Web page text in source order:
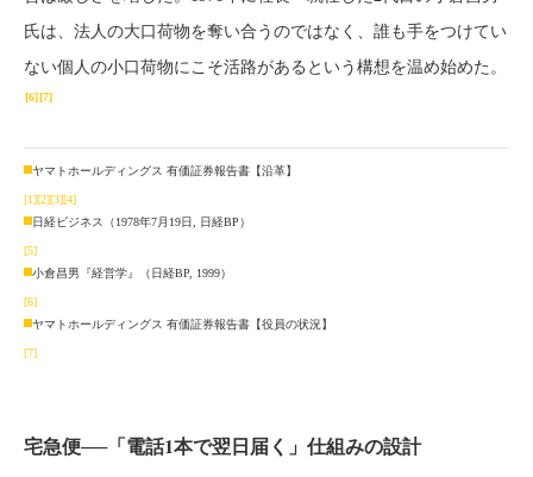
氏は、法人の大口荷物を奪い合うのではなく、誰も手をつけてい
ない個人の小口荷物にこそ活路があるという構想を温め始めた。
[6][7]
ヤマトホールディングス 有価証券報告書【沿革】
[1][2][3][4]
日経ビジネス（1978年7月19日, 日経BP）
[5]
小倉昌男『経営学』（日経BP, 1999）
[6]
ヤマトホールディングス 有価証券報告書【役員の状況】
[7]
宅急便──「電話1本で翌日届く」仕組みの設計